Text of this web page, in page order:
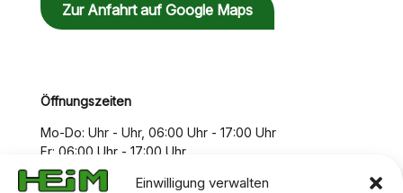
Einwilligung verwalten
Zur Anfahrt auf Google Maps
Öffnungszeiten
Mo-Do: Uhr - Uhr, 06:00 Uhr - 17:00 Uhr
Fr: 06:00 Uhr - 17:00 Uhr